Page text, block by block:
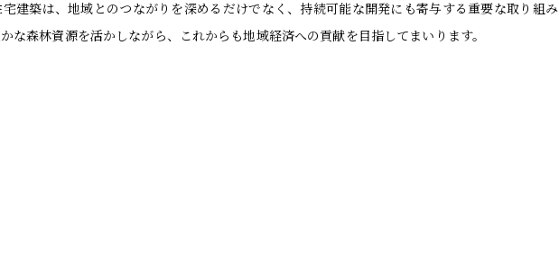
建築は、地域とのつながりを深めるだけでなく、持続可能な開発にも寄与する重要な取り組み
な森林資源を活かしながら、これからも地域経済への貢献を目指してまいります。